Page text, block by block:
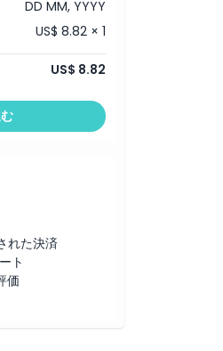
DD MM, YYYY
US$ 8.82 × 1
US$ 8.82
れた決済
ト
価